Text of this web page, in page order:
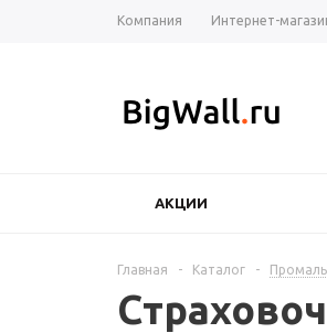
Компания Интернет-
АКЦИИ
Главная - Каталог -